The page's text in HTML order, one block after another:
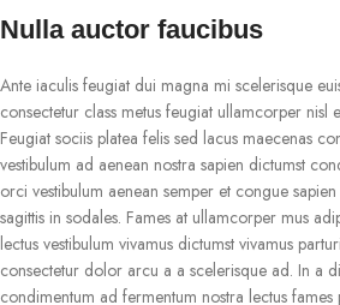
Nulla auctor faucibus
Ante iaculis feugiat dui magna mi scelerisque
consectetur class metus feugiat ullamcorper nisl
Feugiat sociis platea felis sed lacus maecenas
vestibulum ad aenean nostra sapien dictumst
orci vestibulum aenean semper et congue
sagittis in sodales. Fames at ullamcorper mus
lectus vestibulum vivamus dictumst vivamus
consectetur dolor arcu a a scelerisque ad. In a
condimentum ad fermentum nostra lectus fames